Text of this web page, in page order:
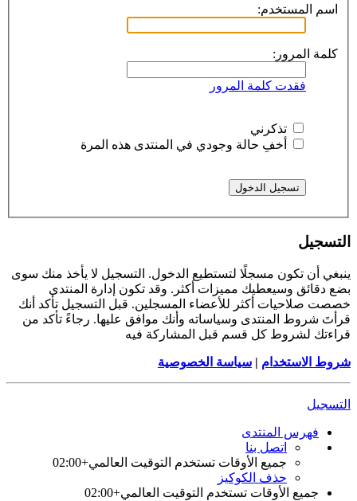
اسم المستخدم:
كلمة المرور:
فقدت كلمة المرور
تذكرني
أخفِ حالة وجودي في المنتدى هذه المرة
التسجيل
ينبغي أن تكون مسجلًا لتستطيع الدخول. التسجيل لا يأخذ منك سوى
بضع دقائق وسيعطيك مميزات أكثر. وقد تكون إدارة المنتدى
خصصت صلاحيات أكثر للأعضاء المسجلين. قبل التسجيل تأكد أنك
قرأتَ شروط المنتدى وسياساته وأنك موافق عليها. رجاءً تأكد من
قراءتك لشروط كل قسم قبل المشاركة فيه
شروط الاستخدام | سياسة الخصوصية
التسجيل
فهرس المنتدى
اتصل بنا
جميع الأوقات تستخدم التوقيت العالمي+02:00
حذف الكوكيز
جميع الأوقات تستخدم التوقيت العالمي+02:00